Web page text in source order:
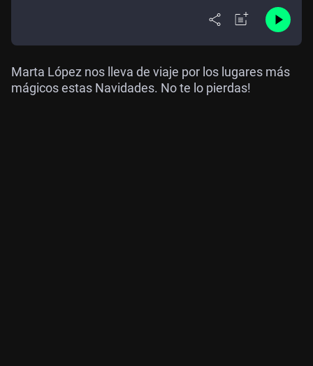
Marta López nos lleva de viaje por los lugares más
mágicos estas Navidades. No te lo pierdas!